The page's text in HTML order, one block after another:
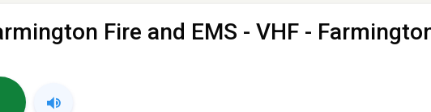
Fire and EMS - VHF -